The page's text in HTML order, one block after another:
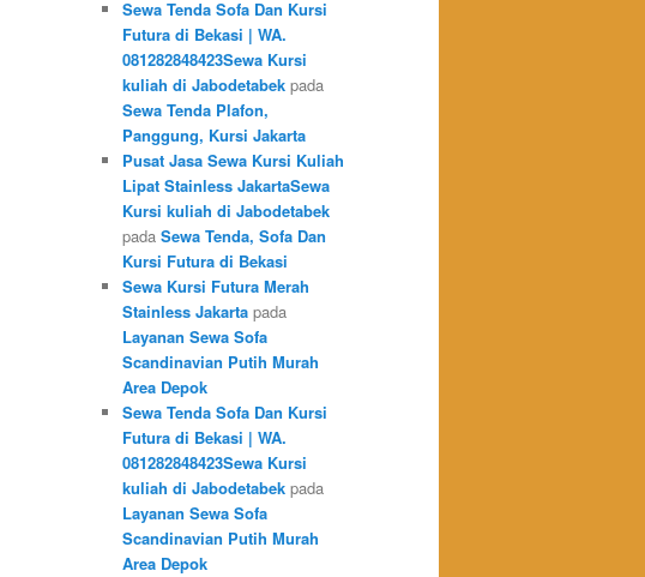
Sewa Tenda Sofa Dan Kursi
Futura di Bekasi | WA.
081282848423Sewa Kursi
kuliah di Jabodetabek pada
Sewa Tenda Plafon,
Panggung, Kursi Jakarta
Pusat Jasa Sewa Kursi Kuliah
Lipat Stainless JakartaSewa
Kursi kuliah di Jabodetabek
pada Sewa Tenda, Sofa Dan
Kursi Futura di Bekasi
Sewa Kursi Futura Merah
Stainless Jakarta pada
Layanan Sewa Sofa
Scandinavian Putih Murah
Area Depok
Sewa Tenda Sofa Dan Kursi
Futura di Bekasi | WA.
081282848423Sewa Kursi
kuliah di Jabodetabek pada
Layanan Sewa Sofa
Scandinavian Putih Murah
Area Depok